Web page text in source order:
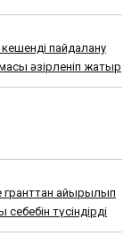
пайдалану
әзірленіп жатыр
гранттан айырылып
түсіндірді